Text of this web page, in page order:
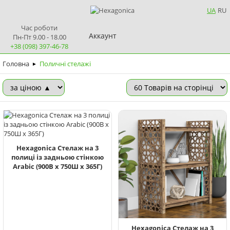
UA RU
Час роботи
Пн-Пт 9.00 - 18.00
+38 (098) 397-46-78
Аккаунт
Головна ► Поличні стелажі
Hexagonica Стелаж на 3
полиці із задньою стінкою
Arabic (900В х 750Ш х 365Г)
Hexagonica Стелаж на 3